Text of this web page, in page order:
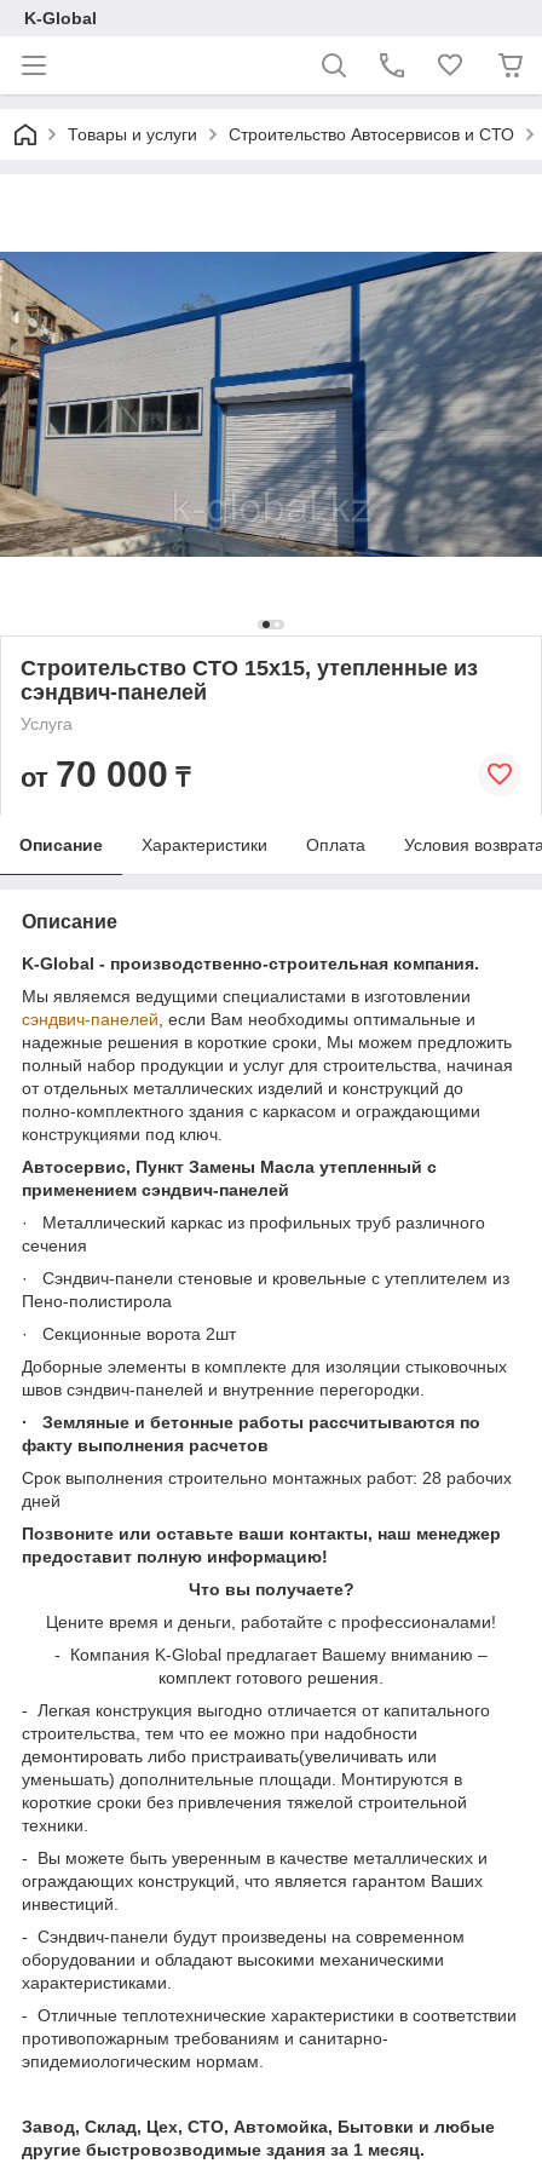
K-Global
Товары и услуги Строительство Автосервисов и СТО
Строительство СТО 15х15, утепленные из
сэндвич-панелей
Услуга
от 70 000 ₸
Описание Характеристики Оплата Условия
Описание
K-Global - производственно-строительная компания.
Мы являемся ведущими специалистами в изготовлении
сэндвич-панелей , если Вам необходимы оптимальные и
надежные решения в короткие сроки, Мы можем предложить
полный набор продукции и услуг для строительства, начиная
от отдельных металлических изделий и конструкций до
полно-комплектного здания с каркасом и ограждающими
конструкциями под ключ.
Автосервис, Пункт Замены Масла утепленный с
применением сэндвич-панелей
· Металлический каркас из профильных труб различного
сечения
· Сэндвич-панели стеновые и кровельные с утеплителем из
Пено-полистирола
· Секционные ворота 2шт
Доборные элементы в комплекте для изоляции стыковочных
швов сэндвич-панелей и внутренние перегородки.
· Земляные и бетонные работы рассчитываются по
факту выполнения расчетов
Срок выполнения строительно монтажных работ: 28 рабочих
дней
Позвоните или оставьте ваши контакты, наш менеджер
предоставит полную информацию!
Что вы получаете?
Цените время и деньги, работайте с профессионалами!
- Компания K-Global предлагает Вашему вниманию –
комплект готового решения.
- Легкая конструкция выгодно отличается от капитального
строительства, тем что ее можно при надобности
демонтировать либо пристраивать(увеличивать или
уменьшать) дополнительные площади. Монтируются в
короткие сроки без привлечения тяжелой строительной
техники.
- Вы можете быть уверенным в качестве металлических и
ограждающих конструкций, что является гарантом Ваших
инвестиций.
- Сэндвич-панели будут произведены на современном
оборудовании и обладают высокими механическими
характеристиками.
- Отличные теплотехнические характеристики в соответствии
противопожарным требованиям и санитарно-
эпидемиологическим нормам.
Завод, Склад, Цех, СТО, Автомойка, Бытовки и любые
другие быстровозводимые здания за 1 месяц.